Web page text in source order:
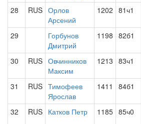
28 RUS Орлов
Арсений
1202 81ч1
29
Горбунов
Дмитрий
1198 82б1
30 RUS Овчинников
Максим
1213 83ч1
31 RUS Тимофеев
Ярослав
1411 84б1
32 RUS Катков Петр 1185 85ч0